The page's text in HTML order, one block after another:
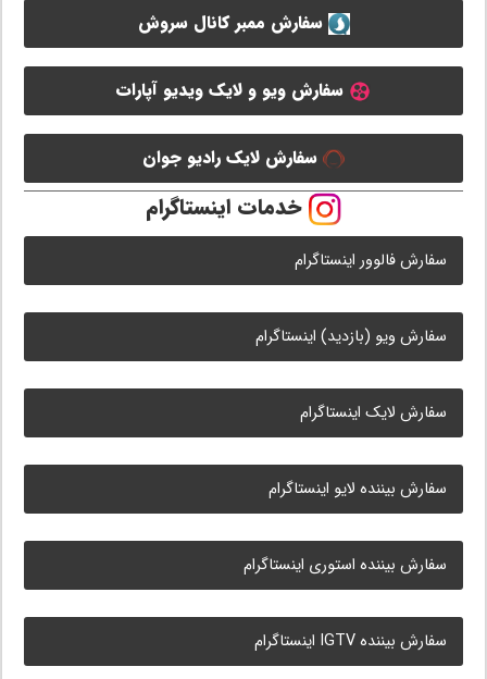
سفارش ممبر کانال سروش
سفارش ویو و لایک ویدیو آپارات
سفارش لایک رادیو جوان
خدمات اینستاگرام
سفارش فالوور اینستاگرام
سفارش ویو (بازدید) اینستاگرام
سفارش لایک اینستاگرام
سفارش بیننده لایو اینستاگرام
سفارش بیننده استوری اینستاگرام
سفارش بیننده IGTV اینستاگرام